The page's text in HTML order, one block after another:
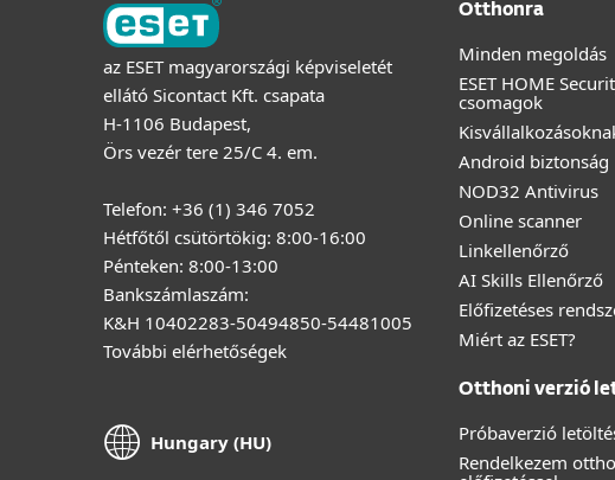
az ESET magyarországi képviseletét
ellátó Sicontact Kft. csapata
H-1106 Budapest,
Örs vezér tere 25/C 4. em.
Telefon: +36 (1) 346 7052
Hétfőtől csütörtökig: 8:00-16:00
Pénteken: 8:00-13:00
Bankszámlaszám:
K&H 10402283-50494850-54481005
További elérhetőségek
Hungary (HU)
Otthonra
Minden megoldás
ESET HOME
csomagok
Android biztonság
NOD32 Antivirus
Online scanner
Linkellenőrző
AI Skills Ellenőrző
Előfizetéses
Miért az ESET?
Otthoni verzió
Próbaverzió
Rendelkezem